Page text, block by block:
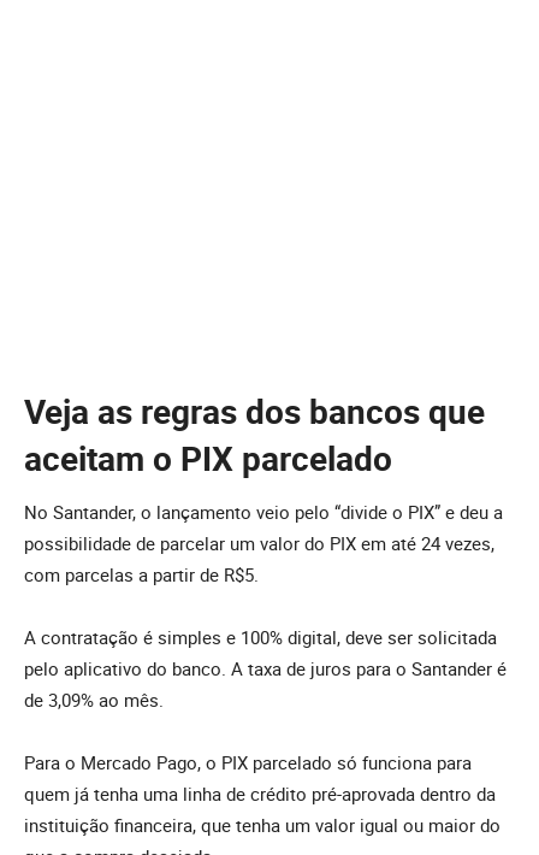
Veja as regras dos bancos que
aceitam o PIX parcelado
No Santander, o lançamento veio pelo “divide o PIX” e deu a
possibilidade de parcelar um valor do PIX em até 24 vezes,
com parcelas a partir de R$5.
A contratação é simples e 100% digital, deve ser solicitada
pelo aplicativo do banco. A taxa de juros para o Santander é
de 3,09% ao mês.
Para o Mercado Pago, o PIX parcelado só funciona para
quem já tenha uma linha de crédito pré-aprovada dentro da
instituição financeira, que tenha um valor igual ou maior do